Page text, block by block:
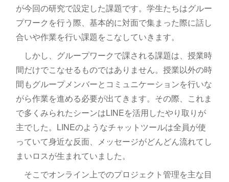
が今回の研究で設定した課題です。学生たちはグルー
プワークを行う際、基本的に対面で集まった際に話し
合いや作業を行い課題をこなしていきます。
しかし、グループワークで課される課題は、授業時
間だけでこなせるものではありません。授業以外の時
間もグループメンバーとコミュニケーションを行いな
がら作業を進める必要が出てきます。その際、これま
で多くみられたシーンはLINEを活用したやり取りが
主でした。LINEのようなチャットツールは全員が使
っていて身近な反面、メッセージがどんどん流れてし
まいロスが生まれていました。
そこでオンライン上でのプロジェクト管理を主な目